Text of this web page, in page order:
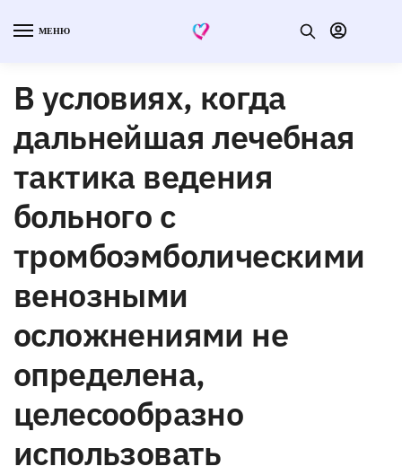
МЕНЮ
В условиях, когда
дальнейшая лечебная
тактика ведения
больного с
тромбоэмболическими
венозными
осложнениями не
определена,
целесообразно
использовать